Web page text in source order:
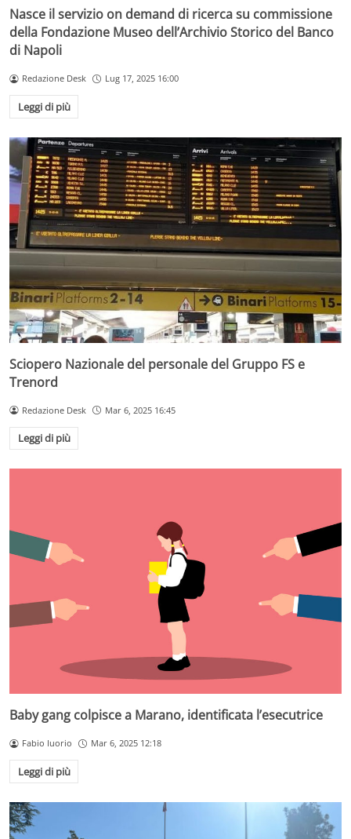
Nasce il servizio on demand di ricerca su commissione
della Fondazione Museo dell’Archivio Storico del Banco
di Napoli
Redazione Desk Lug 17, 2025 16:00
Leggi di più
Sciopero Nazionale del personale del Gruppo FS e
Trenord
Redazione Desk Mar 6, 2025 16:45
Leggi di più
Baby gang colpisce a Marano, identificata l’esecutrice
Fabio Iuorio Mar 6, 2025 12:18
Leggi di più